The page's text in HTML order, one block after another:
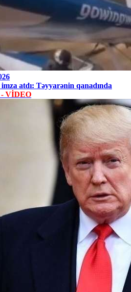
atdı: Təyyarənin qanadında
- VİDEO